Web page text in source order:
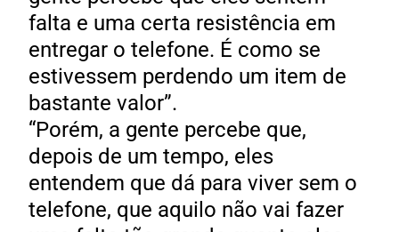
falta e uma certa resistência em
entregar o telefone. É como se
estivessem perdendo um item de
bastante valor”.
“Porém, a gente percebe que,
depois de um tempo, eles
entendem que dá para viver sem o
telefone, que aquilo não vai fazer